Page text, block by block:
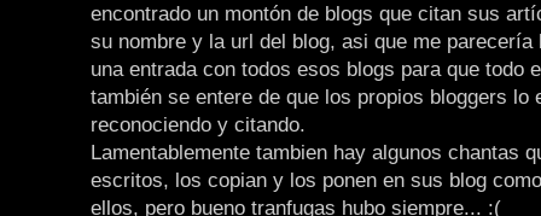
encontrado un montón de blogs que citan sus
su nombre y la url del blog, asi que me parecería
una entrada con todos esos blogs para que todo
también se entere de que los propios bloggers lo
reconociendo y citando.
Lamentablemente tambien hay algunos chantas
escritos, los copian y los ponen en sus blog
ellos, pero bueno tranfugas hubo siempre... :(